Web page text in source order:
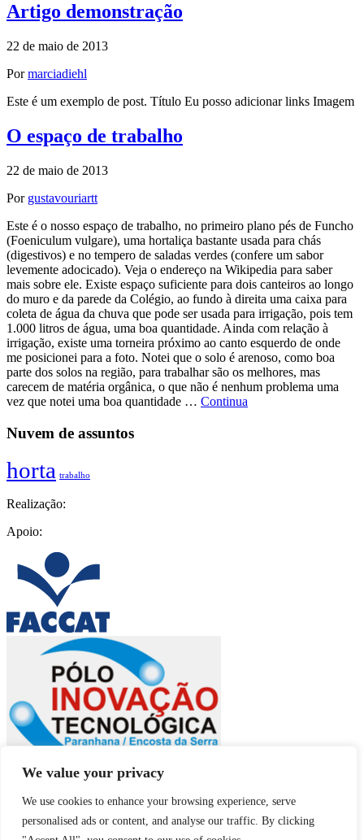
We value your privacy
We use cookies to enhance your browsing experience, serve
personalised ads or content, and analyse our traffic. By clicking
Artigo demonstração
22 de maio de 2013
Pormarciadiehl
Este é um exemplo de post. Título Eu posso adicionar links Imagem
O espaço de trabalho
22 de maio de 2013
Por gustavouriartt
Este é o nosso espaço de trabalho, no primeiro plano pés de Funcho
(Foeniculum vulgare), uma hortaliça bastante usada para chás
(digestivos) e no tempero de saladas verdes (confere um sabor
levemente adocicado). Veja o endereço na Wikipedia para saber
mais sobre ele. Existe espaço suficiente para dois canteiros ao longo
do muro e da parede da Colégio, ao fundo à direita uma caixa para
coleta de água da chuva que pode ser usada para irrigação, pois tem
1.000 litros de água, uma boa quantidade. Ainda com relação à
irrigação, existe uma torneira próximo ao canto esquerdo de onde
me posicionei para a foto. Notei que o solo é arenoso, como boa
parte dos solos na região, para trabalhar são os melhores, mas
carecem de matéria orgânica, o que não é nenhum problema uma
vez que notei uma boa quantidade … Continua
Nuvem de assuntos
horta trabalho
Realização:
Apoio: